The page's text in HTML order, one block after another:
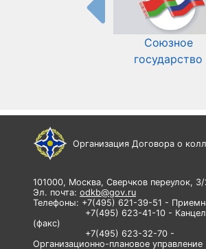
Союзное
государство
Организация Договора о
101000, Москва, Сверчков переулок, 3/
Эл. почта: odkb@gov.ru
Телефоны: +7(495) 621-39-51 -
+7(495) 623-41-10 -
(факс)
+7(495) 623-32-70 -
Организационно-плановое управление